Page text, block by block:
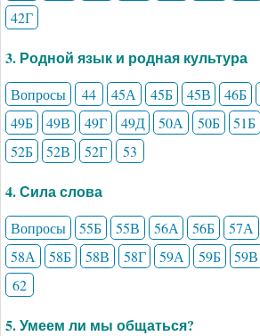
42Г
3. Родной язык и родная культура
Вопросы 44 45А 45Б 45В 46Б
49Б
49В 49Г 49Д 50А 50Б 51Б
52Б
52В 52Г 53
4. Сила слова
Вопросы 55Б 55В 56А 56Б 57А
58А
58Б 58В 58Г 59А 59Б 59В
62
5. Умеем ли мы общаться?